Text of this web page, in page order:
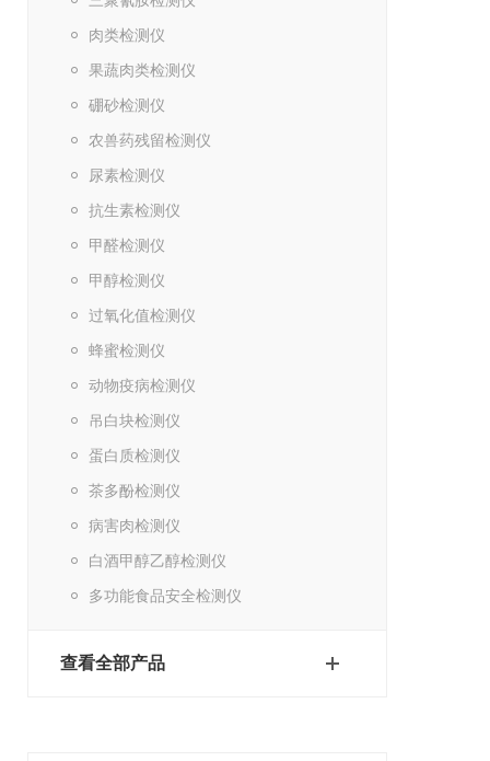
肉类检测仪
果蔬肉类检测仪
硼砂检测仪
农兽药残留检测仪
尿素检测仪
抗生素检测仪
甲醛检测仪
甲醇检测仪
过氧化值检测仪
蜂蜜检测仪
动物疫病检测仪
吊白块检测仪
蛋白质检测仪
茶多酚检测仪
病害肉检测仪
白酒甲醇乙醇检测仪
多功能食品安全检测仪
查看全部产品